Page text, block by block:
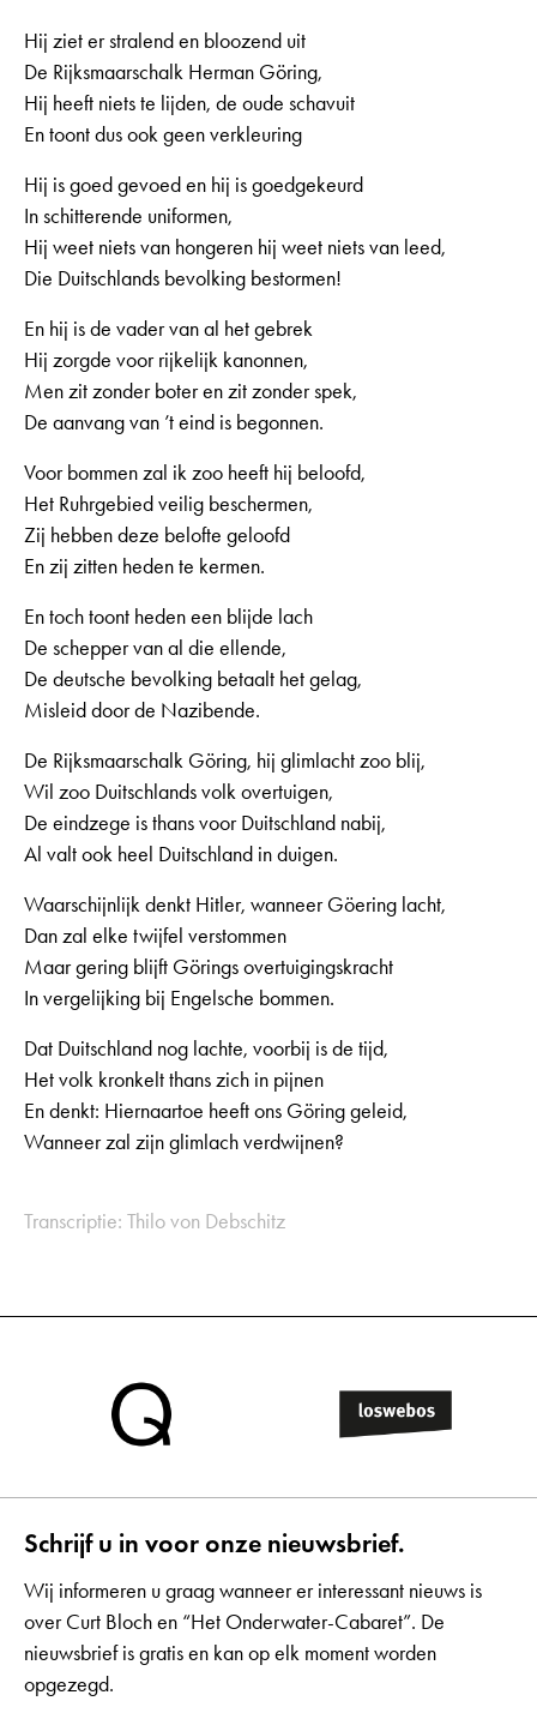
Hij ziet er stralend en bloozend uit
De Rijksmaarschalk Herman Göring,
Hij heeft niets te lijden, de oude schavuit
En toont dus ook geen verkleuring
Hij is goed gevoed en hij is goedgekeurd
In schitterende uniformen,
Hij weet niets van hongeren hij weet niets van leed,
Die Duitschlands bevolking bestormen!
En hij is de vader van al het gebrek
Hij zorgde voor rijkelijk kanonnen,
Men zit zonder boter en zit zonder spek,
De aanvang van ’t eind is begonnen.
Voor bommen zal ik zoo heeft hij beloofd,
Het Ruhrgebied veilig beschermen,
Zij hebben deze belofte geloofd
En zij zitten heden te kermen.
En toch toont heden een blijde lach
De schepper van al die ellende,
De deutsche bevolking betaalt het gelag,
Misleid door de Nazibende.
De Rijksmaarschalk Göring, hij glimlacht zoo blij,
Wil zoo Duitschlands volk overtuigen,
De eindzege is thans voor Duitschland nabij,
Al valt ook heel Duitschland in duigen.
Waarschijnlijk denkt Hitler, wanneer Göering lacht,
Dan zal elke twijfel verstommen
Maar gering blijft Görings overtuigingskracht
In vergelijking bij Engelsche bommen.
Dat Duitschland nog lachte, voorbij is de tijd,
Het volk kronkelt thans zich in pijnen
En denkt: Hiernaartoe heeft ons Göring geleid,
Wanneer zal zijn glimlach verdwijnen?
Transcriptie: Thilo von Debschitz
Schrijf u in voor onze nieuwsbrief.
Wij informeren u graag wanneer er interessant nieuws is
over Curt Bloch en “Het Onderwater-Cabaret”. De
nieuwsbrief is gratis en kan op elk moment worden
opgezegd.